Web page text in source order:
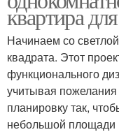
квартира
Начинаем со
квадрата. Этот
функционального
учитывая
планировку так,
небольшой площади